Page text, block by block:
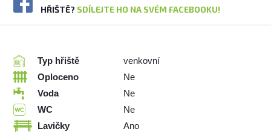
HŘIŠTĚ? SDÍLEJTE HO NA SVÉM FACEBOOKU!
Typ hřiště
venkovní
Oploceno
Ne
Voda
Ne
WC
Ne
Lavičky
Ano